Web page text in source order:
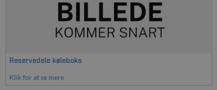
Reservedele køleboks
Klik for at se mere